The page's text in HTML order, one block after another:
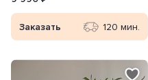
Заказать 120 мин.